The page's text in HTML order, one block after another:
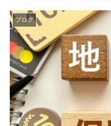
ブログ